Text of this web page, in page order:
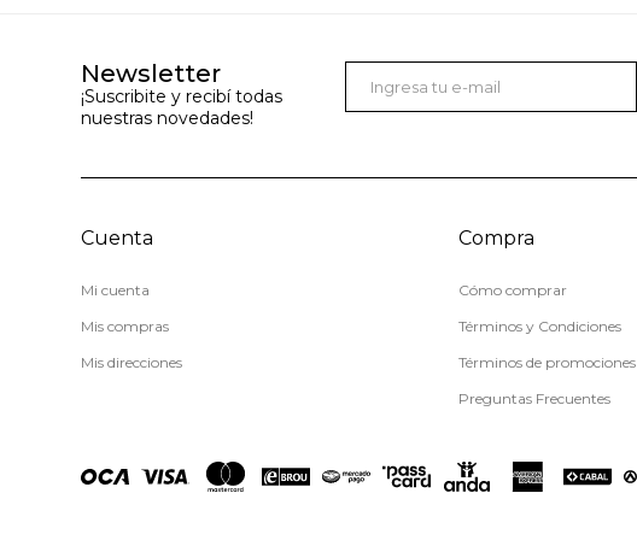
Newsletter
¡Suscribite y recibí todas
nuestras novedades!
Cuenta
Mi cuenta
Mis compras
Mis direcciones
Compra
Cómo comprar
Términos y Condiciones
Términos de promociones
Preguntas Frecuentes